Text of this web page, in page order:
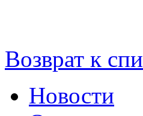
Возврат к
Новости